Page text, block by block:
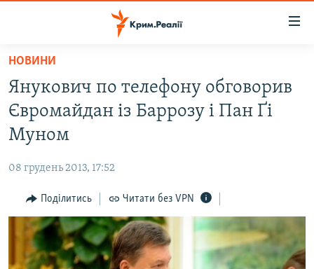
Перейти
основного
матеріалу
Перейти
до
основної
навігації
Перейти
до
пошуку
ВОДА.КРИМ
ВІДЕО ТА ФОТО
БЛОГИ
ПОГЛЯД
ІНТЕРВ'Ю
ВСЕ ЗА ДЕНЬ
НОВИНИ
Янукович по телефону обговорив
Євромайдан із Баррозу і Пан Ґі
Муном
08 грудень 2013, 17:52
Поділитись Читати без VPN